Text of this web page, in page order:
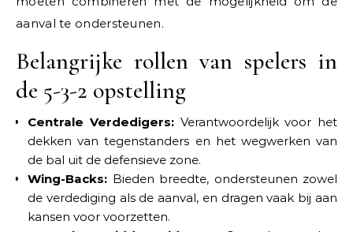
aanval te ondersteunen.
Belangrijke rollen van spelers in
de 5-3-2 opstelling
Centrale Verdedigers:Verantwoordelijk voor het
dekken van tegenstanders en het wegwerken van
de bal uit de defensieve zone.
Wing-Backs: Bieden breedte, ondersteunen zowel
de verdediging als de aanval, en dragen vaak bij aan
kansen voor voorzetten.